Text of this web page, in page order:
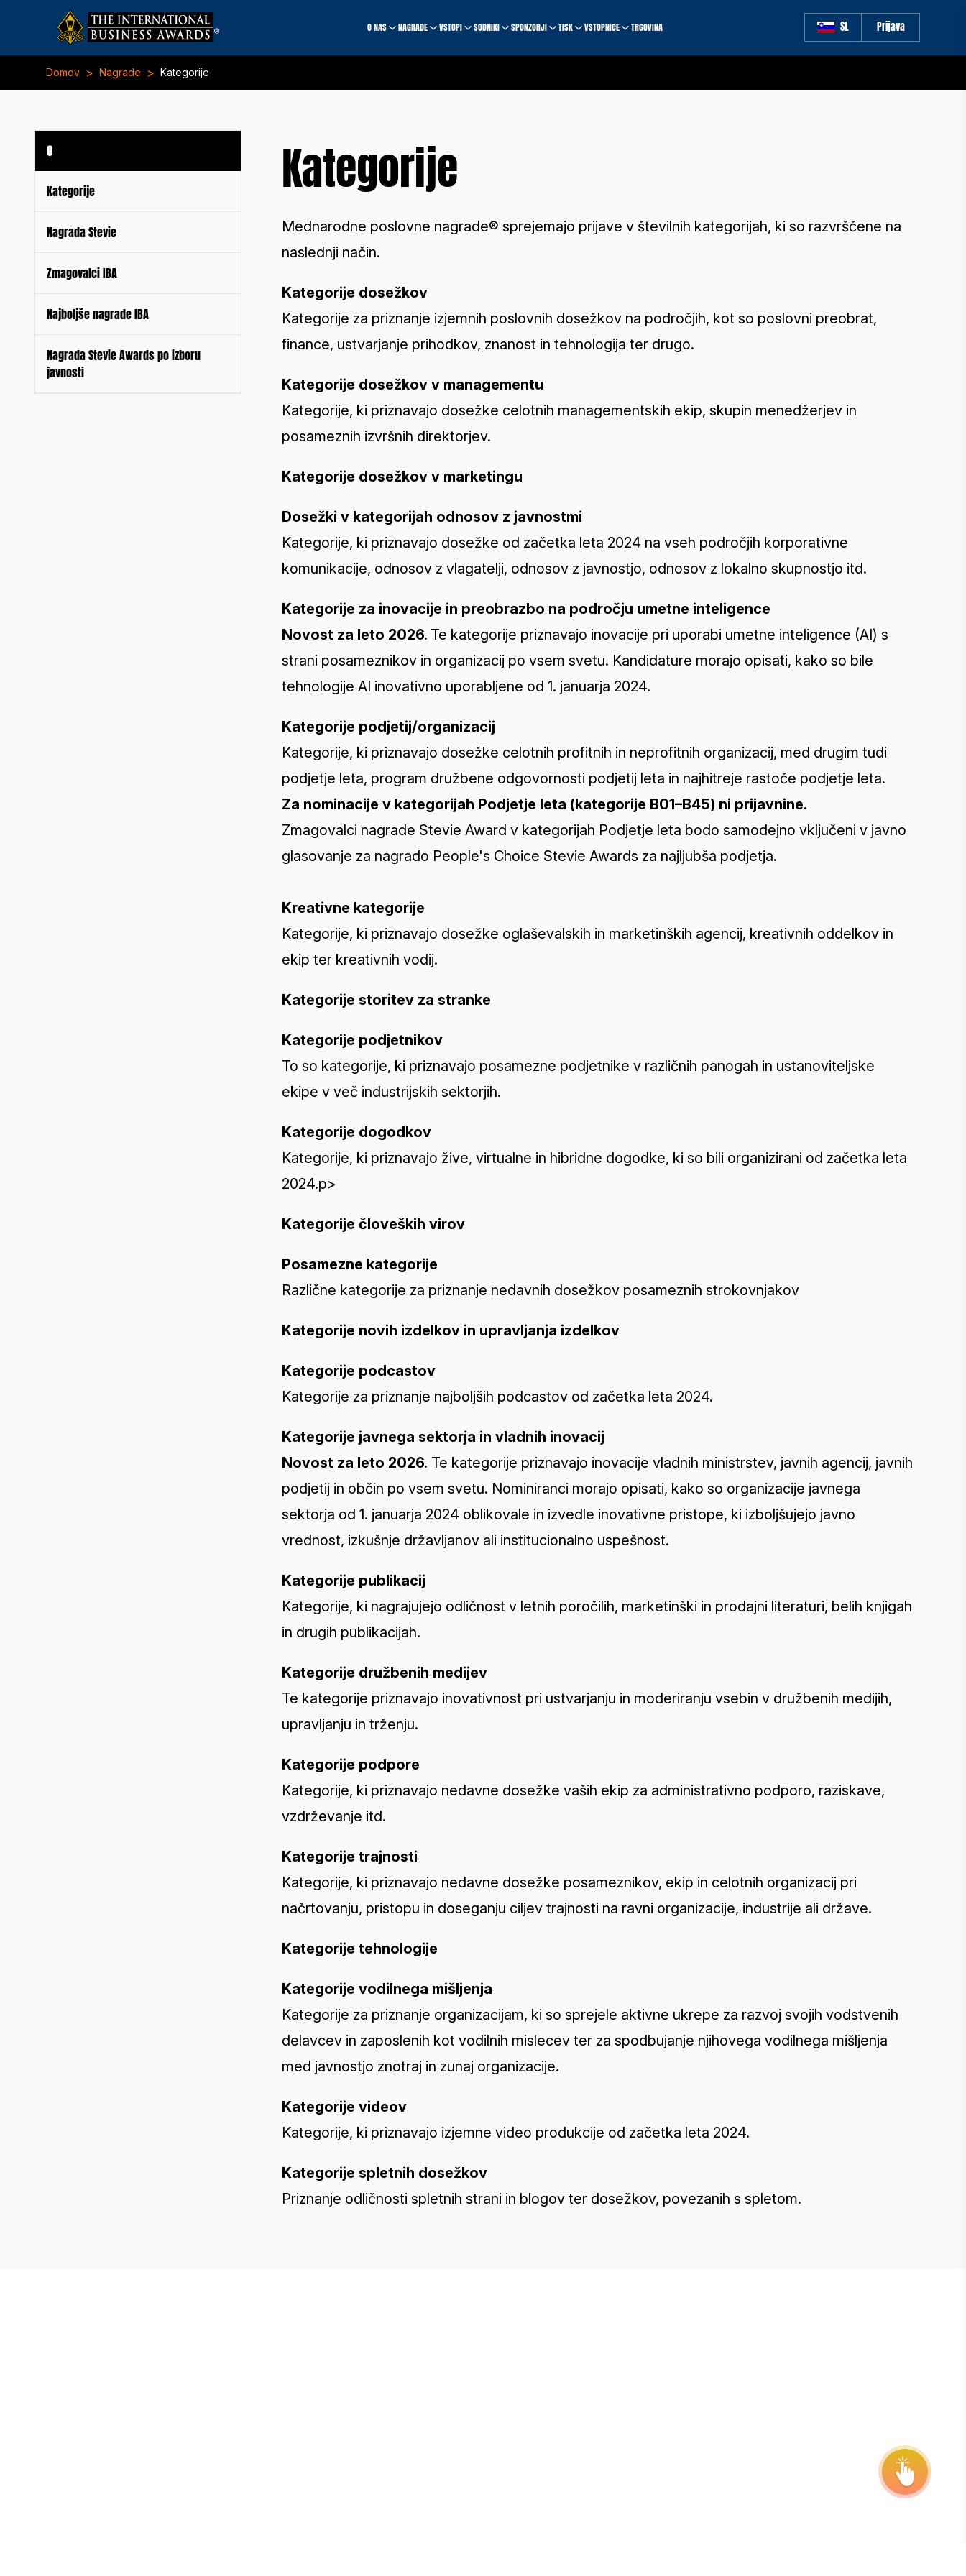
O NAS NAGRADE VSTOPI SODNIKI SPONZORJI TISK VSTOPNICE TRGOVINA SL Prijava
Domov > Nagrade > Kategorije
O
Kategorije
Nagrada Stevie
Zmagovalci IBA
Najboljše nagrade IBA
Nagrada Stevie Awards po izboru
javnosti
Kategorije
Mednarodne poslovne nagrade® sprejemajo prijave v številnih kategorijah, ki so razvrščene na
naslednji način.
Kategorije dosežkov
Kategorije za priznanje izjemnih poslovnih dosežkov na področjih, kot so poslovni preobrat,
finance, ustvarjanje prihodkov, znanost in tehnologija ter drugo.
Kategorije dosežkov v managementu
Kategorije, ki priznavajo dosežke celotnih managementskih ekip, skupin menedžerjev in
posameznih izvršnih direktorjev.
Kategorije dosežkov v marketingu
Dosežki v kategorijah odnosov z javnostmi
Kategorije, ki priznavajo dosežke od začetka leta 2024 na vseh področjih korporativne
komunikacije, odnosov z vlagatelji, odnosov z javnostjo, odnosov z lokalno skupnostjo itd.
Kategorije za inovacije in preobrazbo na področju umetne inteligence
Novost za leto 2026. Te kategorije priznavajo inovacije pri uporabi umetne inteligence (AI) s
strani posameznikov in organizacij po vsem svetu. Kandidature morajo opisati, kako so bile
tehnologije AI inovativno uporabljene od 1. januarja 2024.
Kategorije podjetij/organizacij
Kategorije, ki priznavajo dosežke celotnih profitnih in neprofitnih organizacij, med drugim tudi
podjetje leta, program družbene odgovornosti podjetij leta in najhitreje rastoče podjetje leta.
Za nominacije v kategorijah Podjetje leta (kategorije B01–B45) ni prijavnine.
Zmagovalci nagrade Stevie Award v kategorijah Podjetje leta bodo samodejno vključeni v javno
glasovanje za nagrado People's Choice Stevie Awards za najljubša podjetja.
Kreativne kategorije
Kategorije, ki priznavajo dosežke oglaševalskih in marketinških agencij, kreativnih oddelkov in
ekip ter kreativnih vodij.
Kategorije storitev za stranke
Kategorije podjetnikov
To so kategorije, ki priznavajo posamezne podjetnike v različnih panogah in ustanoviteljske
ekipe v več industrijskih sektorjih.
Kategorije dogodkov
Kategorije, ki priznavajo žive, virtualne in hibridne dogodke, ki so bili organizirani od začetka leta
2024.p>
Kategorije človeških virov
Posamezne kategorije
Različne kategorije za priznanje nedavnih dosežkov posameznih strokovnjakov
Kategorije novih izdelkov in upravljanja izdelkov
Kategorije podcastov
Kategorije za priznanje najboljših podcastov od začetka leta 2024.
Kategorije javnega sektorja in vladnih inovacij
Novost za leto 2026. Te kategorije priznavajo inovacije vladnih ministrstev, javnih agencij, javnih
podjetij in občin po vsem svetu. Nominiranci morajo opisati, kako so organizacije javnega
sektorja od 1. januarja 2024 oblikovale in izvedle inovativne pristope, ki izboljšujejo javno
vrednost, izkušnje državljanov ali institucionalno uspešnost.
Kategorije publikacij
Kategorije, ki nagrajujejo odličnost v letnih poročilih, marketinški in prodajni literaturi, belih knjigah
in drugih publikacijah.
Kategorije družbenih medijev
Te kategorije priznavajo inovativnost pri ustvarjanju in moderiranju vsebin v družbenih medijih,
upravljanju in trženju.
Kategorije podpore
Kategorije, ki priznavajo nedavne dosežke vaših ekip za administrativno podporo, raziskave,
vzdrževanje itd.
Kategorije trajnosti
Kategorije, ki priznavajo nedavne dosežke posameznikov, ekip in celotnih organizacij pri
načrtovanju, pristopu in doseganju ciljev trajnosti na ravni organizacije, industrije ali države.
Kategorije tehnologije
Kategorije vodilnega mišljenja
Kategorije za priznanje organizacijam, ki so sprejele aktivne ukrepe za razvoj svojih vodstvenih
delavcev in zaposlenih kot vodilnih mislecev ter za spodbujanje njihovega vodilnega mišljenja
med javnostjo znotraj in zunaj organizacije.
Kategorije videov
Kategorije, ki priznavajo izjemne video produkcije od začetka leta 2024.
Kategorije spletnih dosežkov
Priznanje odličnosti spletnih strani in blogov ter dosežkov, povezanih s spletom.